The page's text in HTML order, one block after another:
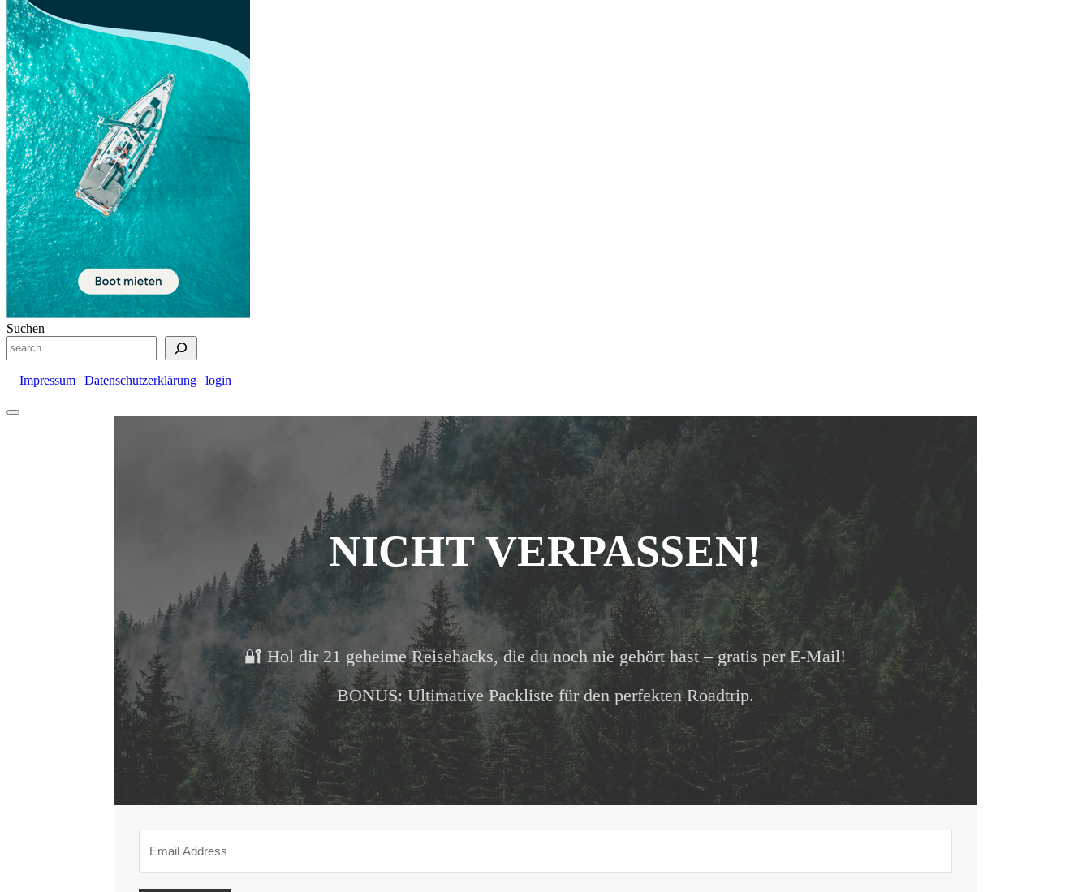
Suchen
Impressum | Datenschutzerklärung | login
Nach
NICHT VERPASSEN!
🔐 Hol dir 21 geheime Reisehacks, die du noch nie gehört hast – gratis per E-Mail!
BONUS: Ultimative Packliste für den perfekten Roadtrip.